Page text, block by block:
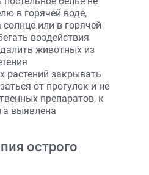
в горячей воде,
или в горячей
воздействия
животных из
растений закрывать
от прогулок и не
препаратов, к
выявлена
острого